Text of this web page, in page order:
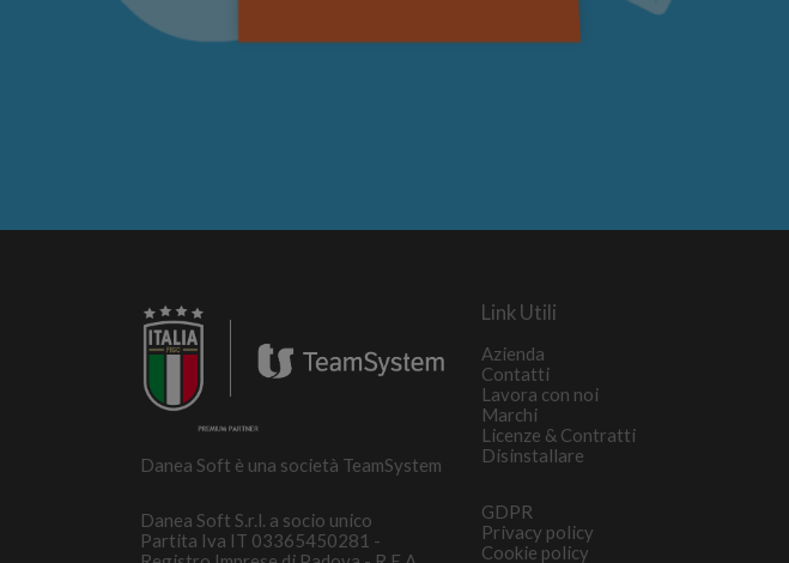
Danea Soft è una società TeamSystem
Danea Soft S.r.l. a socio unico
Partita Iva IT 03365450281 -
Link Utili
Azienda
Contatti
Lavora con noi
Marchi
Licenze & Contratti
Disinstallare
GDPR
Privacy policy
Cookie policy